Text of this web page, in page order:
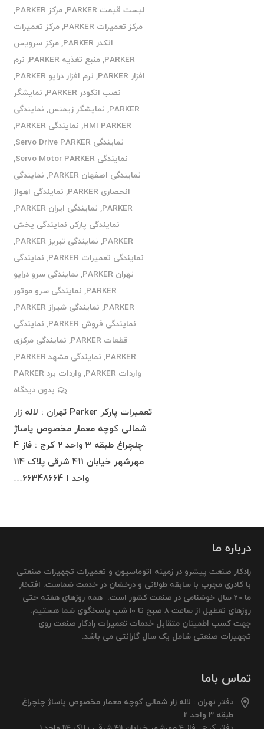
لیست قیمت PARKER
,مرکز PARKER
,
مرکز تعمیرات PARKER
,مرکز تعمیرات
انکدر PARKER
,مرکز سرویس
PARKER
,منبع تغذیه PARKER , نرم
افزار PARKER
, نرم افزار درایو PARKER
,
نصب انکودر PARKER
, نمایشگر
PARKER
, نمایشگر زیمنس, نمایندگی
HMI PARKER
, نمایندگی PARKER
,
نمایندگی Servo Drive PARKER
,
نمایندگی Servo Motor PARKER
,
نمایندگی اصفهان PARKER
, نمایندگی
انحصاری PARKER
, نمایندگی اهواز
PARKER
, نمایندگی ایران PARKER
,
نمایندگی پارکر, نمایندگی پخش
PARKER
, نمایندگی تبریز PARKER
,
نمایندگی تعمیرات PARKER
, نمایندگی
تهران PARKER
, نمایندگی سرو درایو
PARKER
, نمایندگی سرو موتور
PARKER
, نمایندگی شیراز PARKER
,
نمایندگی فروش PARKER
, نمایندگی
قطعات PARKER
, نمایندگی مرکزی
PARKER
, نمایندگی مشهد PARKER
,
واردات PARKER
, واردات برد PARKER
بدون دیدگاه
تعمیرات پارکر Parker تهران : لاله زار
شمالی کوچه معمار مخصوص پاساژ
چلچراغ طبقه 3 واحد 2 کرج : فاز 4
مهرشهر خیابان 411 شرقی پلاک 114
واحد 1 66348664…
درباره ما
رادکار صنعت پیشرو در زمینه اتوماسیون و تعمیرات تجهیزات صنعتی
با کادری مجرب با سابقه طولانی و درخشان در خدمت شماست. افتخار
ما 20 سال خوشنامی در صنعت کشور است. همه روزهای هفته حتی
روزهای تعطیل از ساعت 8 صبح تا 10 شب پاسخگوی شما هستیم.
جهت کسب اطمینان متقابل خدمات تعمیرات رادکار صنعت روی
تجهیزات صنعتی شامل یک سال گارانتی می باشد.
تماس باما
دفتر تهران : لاله زار شمالی کوچه معمار مخصوص پاساژ چلچراغ
طبقه 3 واحد 2